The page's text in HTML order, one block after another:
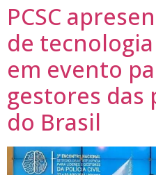
PCSC
de
em evento
gestores das
do Brasil